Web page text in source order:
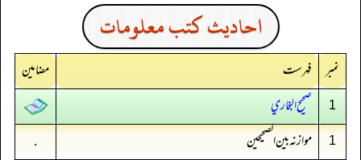
احادیث کتب معلومات
نمبر فہرست مضامین
1 صحيح البخاري
1 موازنہ بین الصحیحین .